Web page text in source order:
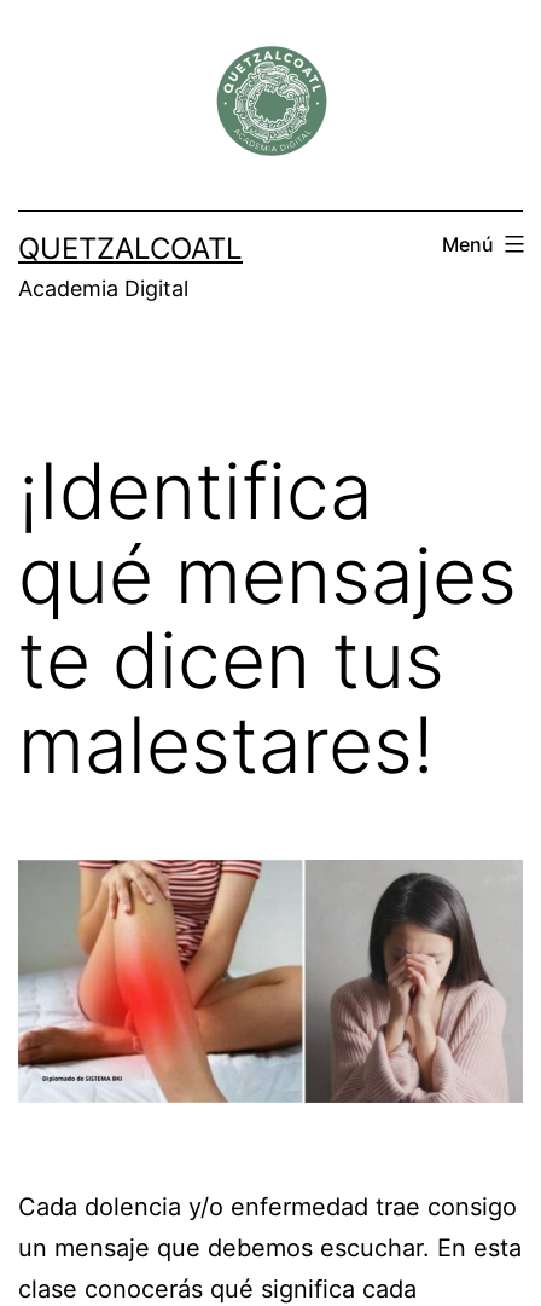
QUETZALCOATL
Academia Digital
Menú
¡Identifica
qué mensajes
te dicen tus
malestares!
Cada dolencia y/o enfermedad trae consigo
un mensaje que debemos escuchar. En esta
clase conocerás qué significa cada